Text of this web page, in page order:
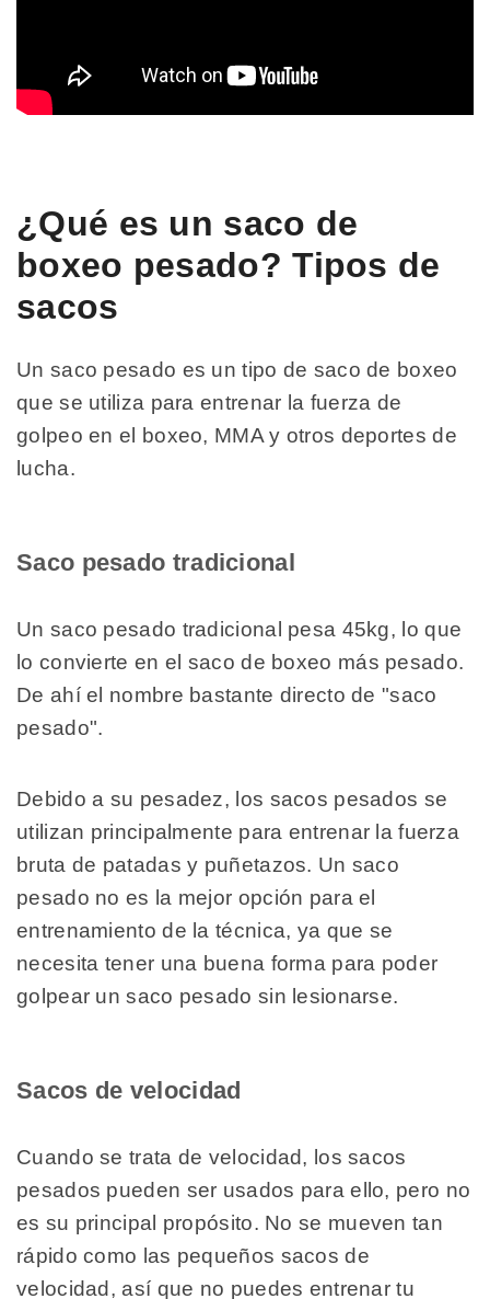
¿Qué es un saco de
boxeo pesado? Tipos de
sacos
Un saco pesado es un tipo de saco de boxeo
que se utiliza para entrenar la fuerza de
golpeo en el boxeo, MMA y otros deportes de
lucha.
Saco pesado tradicional
Un saco pesado tradicional pesa 45kg, lo que
lo convierte en el saco de boxeo más pesado.
De ahí el nombre bastante directo de "saco
pesado".
Debido a su pesadez, los sacos pesados se
utilizan principalmente para entrenar la fuerza
bruta de patadas y puñetazos. Un saco
pesado no es la mejor opción para el
entrenamiento de la técnica, ya que se
necesita tener una buena forma para poder
golpear un saco pesado sin lesionarse.
Sacos de velocidad
Cuando se trata de velocidad, los sacos
pesados pueden ser usados para ello, pero no
es su principal propósito. No se mueven tan
rápido como las pequeños sacos de
velocidad, así que no puedes entrenar tu